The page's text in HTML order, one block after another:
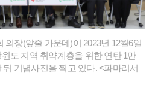
의장(앞줄 가운데)이 2023년 12월6일
도 지역 취약계층을 위한 연탄 1만
기념사진을 찍고 있다. <파마리서